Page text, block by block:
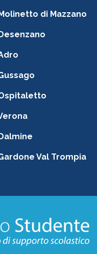
di Mazzano
Val Trompia